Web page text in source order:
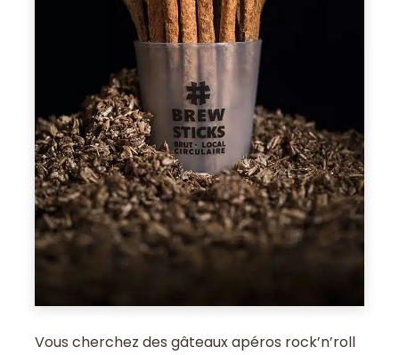
Vous cherchez des gâteaux apéros rock’n’roll